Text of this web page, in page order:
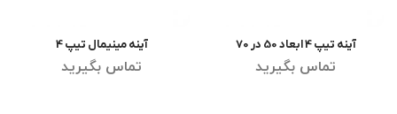
اطلاعات بیشترآینه تیپ 4 ابعاد 50 در 70
تماس بگیرید
اطلاعات بیشتر
آینه مینیمال تیپ 4
تماس بگیرید